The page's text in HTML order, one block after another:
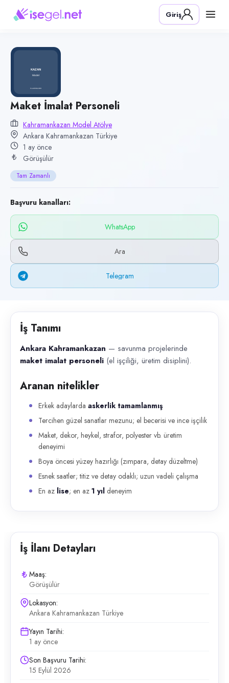
Pozisyon
Maket İmalat Personeli
Kahramankazan Model Atölye
Kategori
Üretim & İmalat
Konum
Kahramankazan, Ankara
Çalışma şekli
Tam Zamanlı
Yayın tarihi
17 Haziran 2026
Son geçerlilik
15 Eylül 2026
Başvuru kanalları
WhatsApp, Telegram, Telefon
İlan açıklaması
Ankara Kahramankazan — savunma projelerinde maket imalat
Giriş
Maket İmalat Personeli
Kahramankazan Model Atölye
Ankara Kahramankazan Türkiye
1 ay önce
Görüşülür
Tam Zamanlı
Başvuru kanalları:
WhatsApp
Ara
Telegram
İş Tanımı
Ankara Kahramankazan — savunma projelerinde
maket imalat personeli (el işçiliği, üretim disiplini).
Aranan nitelikler
Erkek adaylarda askerlik tamamlanmış
Tercihen güzel sanatlar mezunu; el becerisi ve ince işçilik
Maket, dekor, heykel, strafor, polyester vb. üretim
deneyimi
Boya öncesi yüzey hazırlığı (zımpara, detay düzeltme)
Esnek saatler; titiz ve detay odaklı; uzun vadeli çalışma
En az lise; en az 1 yıl deneyim
İş İlanı Detayları
Maaş:
Görüşülür
Lokasyon:
Ankara Kahramankazan Türkiye
Yayın Tarihi:
1 ay önce
Son Başvuru Tarihi:
15 Eylül 2026